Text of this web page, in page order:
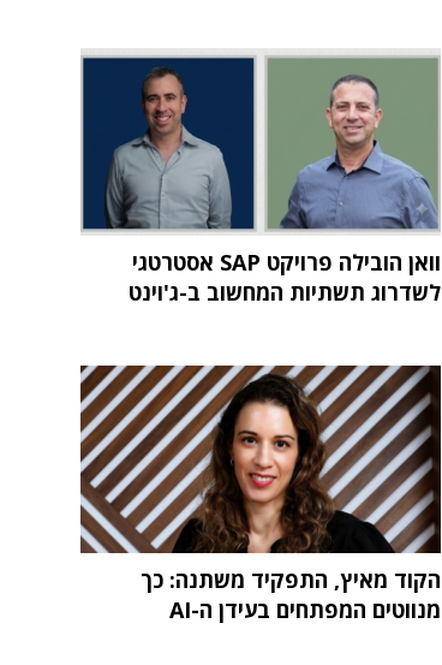
וואן הובילה פרויקט SAP אסטרטגי
לשדרוג תשתיות המחשוב ב-ג'וינט
הקוד מאיץ, התפקיד משתנה: כך
מנווטים המפתחים בעידן ה-AI